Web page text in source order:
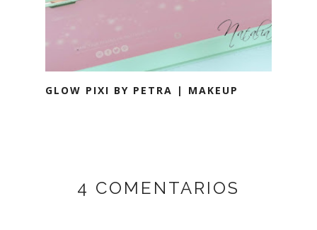
GLOW PIXI BY PETRA | MAKEUP
4 COMENTARIOS